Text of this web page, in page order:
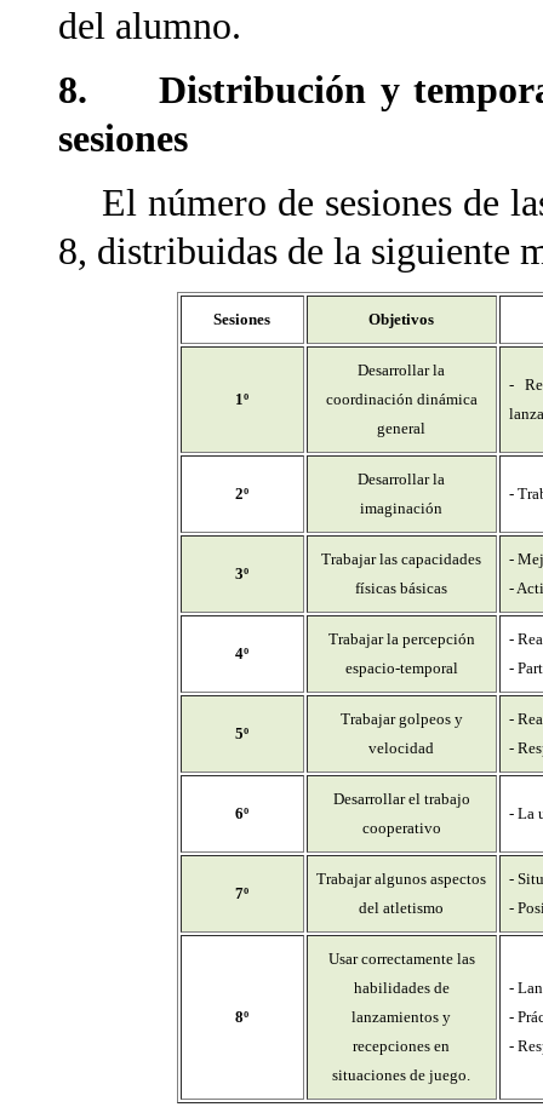
del alumno.
8. Distribución y
sesiones
El número de sesiones de
8, distribuidas de la siguiente
Sesiones Objetivos
1º
Desarrollar la
coordinación dinámica
general
-
2º
Desarrollar la
imaginación
-
3º
Trabajar las capacidades
físicas básicas
-
-
4º
Trabajar la percepción
espacio-temporal
-
-
5º
Trabajar golpeos y
velocidad
-
-
6º
Desarrollar el trabajo
cooperativo
- La
7º
Trabajar algunos aspectos
del atletismo
-
-
8º
Usar correctamente las
habilidades de
lanzamientos y
recepciones en
situaciones de juego.
-
-
-